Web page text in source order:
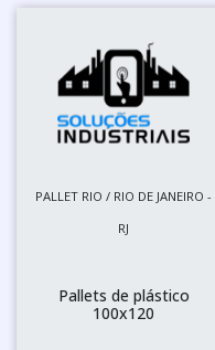
PALLET RIO / RIO DE JANEIRO -
RJ
Pallets de plástico
100x120